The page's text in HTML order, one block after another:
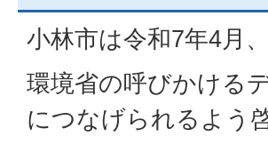
小林市は令和7年4月
環境省の呼びかける
につなげられるよう